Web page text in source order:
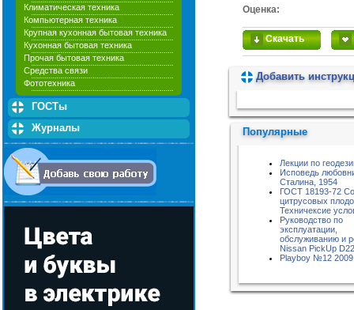
Климатическая техника
Компьютерная техника
Крупная кухонная бытовая техника
Кухонная бытовая техника
Прочая бытовая техника
Средства связи
Фототехника
ГОСТы
Журналы
Оценка:
Скачать
Добавить
Популярные
Лекции по
Исповедь
Сталина, 1954
ГОСТ 18193-72
цитрусовых
Техничексие
Руководство по
эксплуатации,
обслуживанию и
Nissan PickUp
Playboy №12 2009